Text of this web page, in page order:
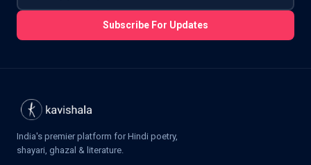
Subscribe For Updates
India's premier platform for Hindi poetry,
shayari, ghazal & literature.